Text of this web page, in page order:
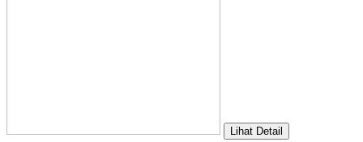
Lihat Detail